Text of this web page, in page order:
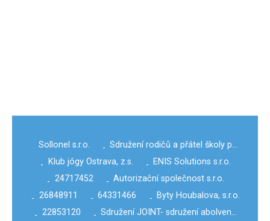
Sollonel s.r.o. - Sdružení rodičů a přátel školy p…
-
Klub jógy Ostrava, z.s. - ENIS Solutions s.r.o.
- 24717452 - Autorizační společnost s.r.o.
- 26848911 - 64331466 - Byty Houbalova, s.r.o.
- 22853120 - Sdružení JOINT- sdružení abolven…